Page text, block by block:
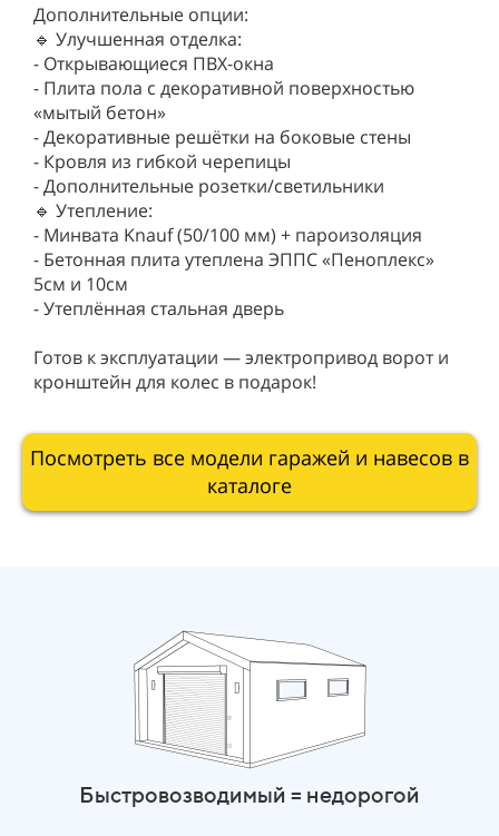
Дополнительные опции:
🔹 Улучшенная отделка:
- Открывающиеся ПВХ-окна
- Плита пола с декоративной поверхностью
«мытый бетон»
- Декоративные решётки на боковые стены
- Кровля из гибкой черепицы
- Дополнительные розетки/светильники
🔹 Утепление:
- Минвата Knauf (50/100 мм) + пароизоляция
- Бетонная плита утеплена ЭППС «Пеноплекс»
5см и 10см
- Утеплённая стальная дверь
Готов к эксплуатации — электропривод ворот и
кронштейн для колес в подарок!
Посмотреть все модели гаражей и навесов в
каталоге
Быстровозводимый = недорогой